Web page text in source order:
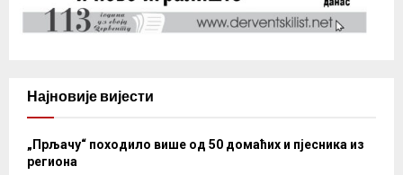
Најновије вијести
„Прљачу“ походило више од 50 домаћих и пјесника из
региона